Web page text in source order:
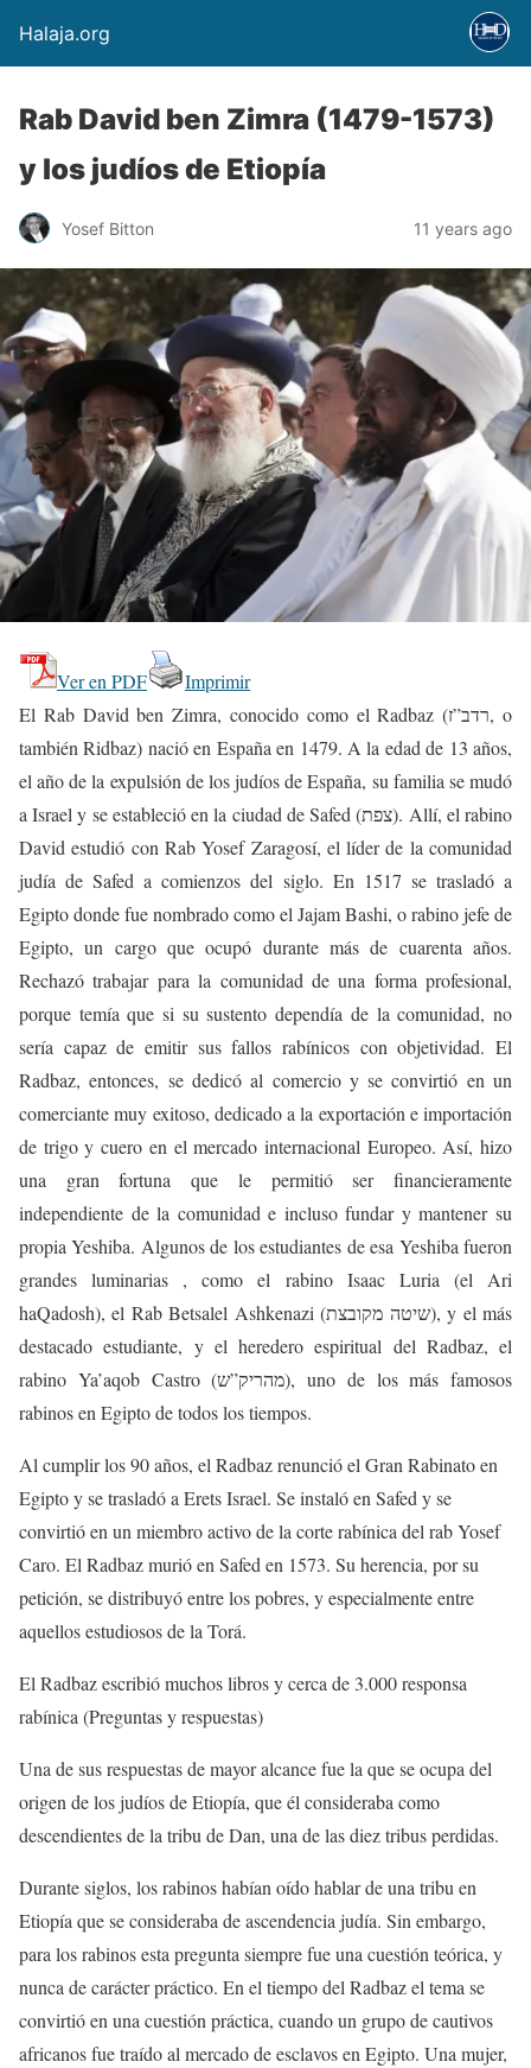
Halaja.org
Rab David ben Zimra (1479-1573)
y los judíos de Etiopía
Yosef Bitton 11 years ago
Ver en PDF
Imprimir
El Rab David ben Zimra, conocido como el Radbaz (רדב”ז, o
también Ridbaz) nació en España en 1479. A la edad de 13 años,
el año de la expulsión de los judíos de España, su familia se mudó
a Israel y se estableció en la ciudad de Safed (צפת). Allí, el rabino
David estudió con Rab Yosef Zaragosí, el líder de la comunidad
judía de Safed a comienzos del siglo. En 1517 se trasladó a
Egipto donde fue nombrado como el Jajam Bashi, o rabino jefe de
Egipto, un cargo que ocupó durante más de cuarenta años.
Rechazó trabajar para la comunidad de una forma profesional,
porque temía que si su sustento dependía de la comunidad, no
sería capaz de emitir sus fallos rabínicos con objetividad. El
Radbaz, entonces, se dedicó al comercio y se convirtió en un
comerciante muy exitoso, dedicado a la exportación e importación
de trigo y cuero en el mercado internacional Europeo. Así, hizo
una gran fortuna que le permitió ser financieramente
independiente de la comunidad e incluso fundar y mantener su
propia Yeshiba. Algunos de los estudiantes de esa Yeshiba fueron
grandes luminarias , como el rabino Isaac Luria (el Ari
haQadosh), el Rab Betsalel Ashkenazi (שיטה מקובצת), y el más
destacado estudiante, y el heredero espiritual del Radbaz, el
rabino Ya’aqob Castro (מהריק”ש), uno de los más famosos
rabinos en Egipto de todos los tiempos.
Al cumplir los 90 años, el Radbaz renunció el Gran Rabinato en
Egipto y se trasladó a Erets Israel. Se instaló en Safed y se
convirtió en un miembro activo de la corte rabínica del rab Yosef
Caro. El Radbaz murió en Safed en 1573. Su herencia, por su
petición, se distribuyó entre los pobres, y especialmente entre
aquellos estudiosos de la Torá.
El Radbaz escribió muchos libros y cerca de 3.000 responsa
rabínica (Preguntas y respuestas)
Una de sus respuestas de mayor alcance fue la que se ocupa del
origen de los judíos de Etiopía, que él consideraba como
descendientes de la tribu de Dan, una de las diez tribus perdidas.
Durante siglos, los rabinos habían oído hablar de una tribu en
Etiopía que se consideraba de ascendencia judía. Sin embargo,
para los rabinos esta pregunta siempre fue una cuestión teórica, y
nunca de carácter práctico. En el tiempo del Radbaz el tema se
convirtió en una cuestión práctica, cuando un grupo de cautivos
africanos fue traído al mercado de esclavos en Egipto. Una mujer,